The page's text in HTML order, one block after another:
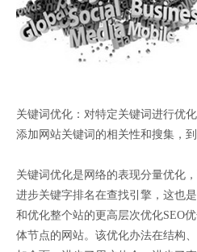
关键词优化：对特定关键词进行优
添加网站关键词的相关性和搜集，
关键词优化是网络的表现分量优化
进步关键字排名在查找引擎，这也
和优化整个站的更高层次优化SEO
体节点的网站。该优化办法在结构